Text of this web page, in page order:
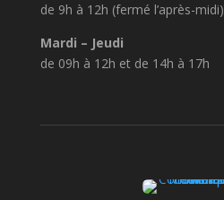
de 9h à 12h (fermé l’après-midi)
Mardi – Jeudi
de 09h à 12h et de 14h à 17h